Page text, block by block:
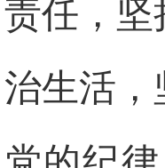
责任，坚
治生活